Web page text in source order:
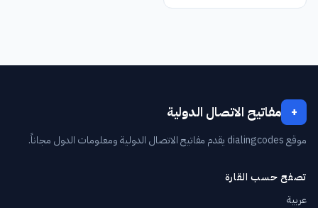
+ مفاتيح الاتصال الدولية
موقع dialingcodes يقدم مفاتيح الاتصال الدولية ومعلومات الدول مجاناً.
تصفح حسب القارة
عربية